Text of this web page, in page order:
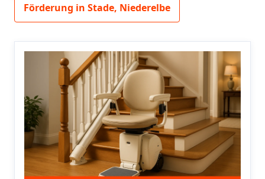
Förderung in Stade, Niederelbe